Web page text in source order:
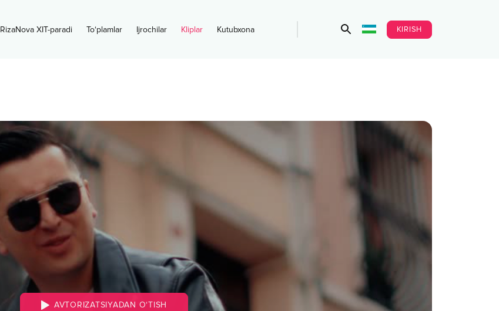
RizaNova XIT-paradi To‘plamlar Ijrochilar Kliplar Kutubxona KIRISH
AVTORIZATSIYADAN O‘TISH